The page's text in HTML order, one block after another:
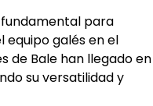
para
galés en el
de Bale han llegado en
su versatilidad y